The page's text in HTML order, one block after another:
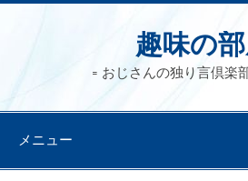
趣味の
= おじさんの独り言倶楽
メニュー